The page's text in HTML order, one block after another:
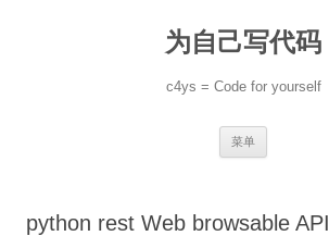
为自己写代码
c4ys = Code for yourself
菜单
python rest Web browsable API